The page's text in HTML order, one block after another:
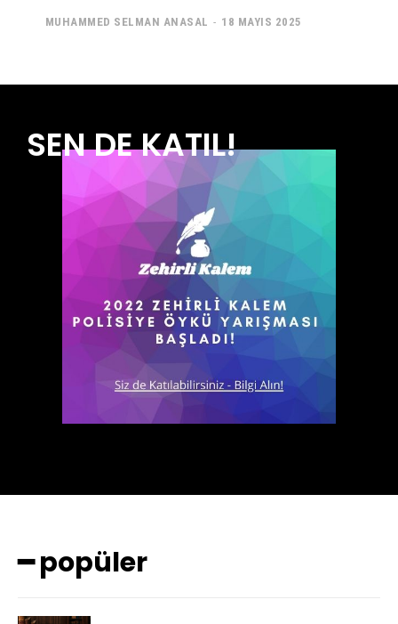
MUHAMMED SELMAN ANASAL - 18 MAYIS 2025
SEN DE KATIL!
━ popüler